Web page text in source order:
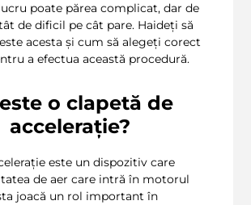
poate părea complicat, dar de
de dificil pe cât pare. Haideți să
acesta și cum să alegeți corect
a efectua această procedură.
o clapetă de
accelerație?
este un dispozitiv care
de aer care intră în motorul
joacă un rol important în